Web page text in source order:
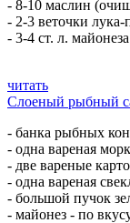
- 8-10 маслин
- 2-3 веточки лука-
- 3-4 ст. л.
читать
Слоеный рыбный
- банка рыбных
- одна вареная
- две вареные
- одна вареная
- большой пучок
- майонез - по